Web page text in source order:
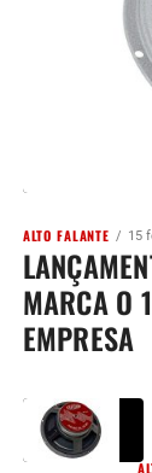
ALTO FALANTE 15
MARCA O
EMPRESA